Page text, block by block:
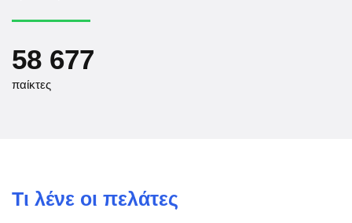
58 677
παίκτες
Τι λένε οι πελάτες